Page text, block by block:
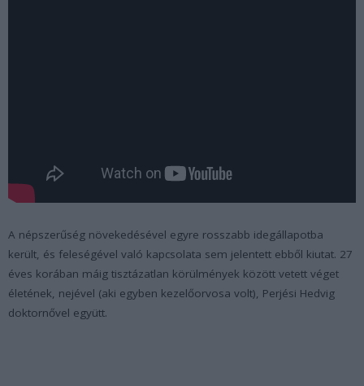
A népszerűség növekedésével egyre rosszabb idegállapotba
került, és feleségével való kapcsolata sem jelentett ebből kiutat. 27
éves korában máig tisztázatlan körülmények között vetett véget
életének, nejével (aki egyben kezelőorvosa volt), Perjési Hedvig
doktornővel együtt.